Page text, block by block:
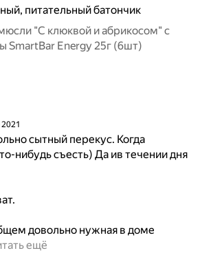
питательный батончик
"С клюквой и абрикосом" с
SmartBar Energy 25г (6шт)
2021
сытный перекус. Когда
нибудь съесть) Да ив течении дня
довольно нужная в доме
ещё